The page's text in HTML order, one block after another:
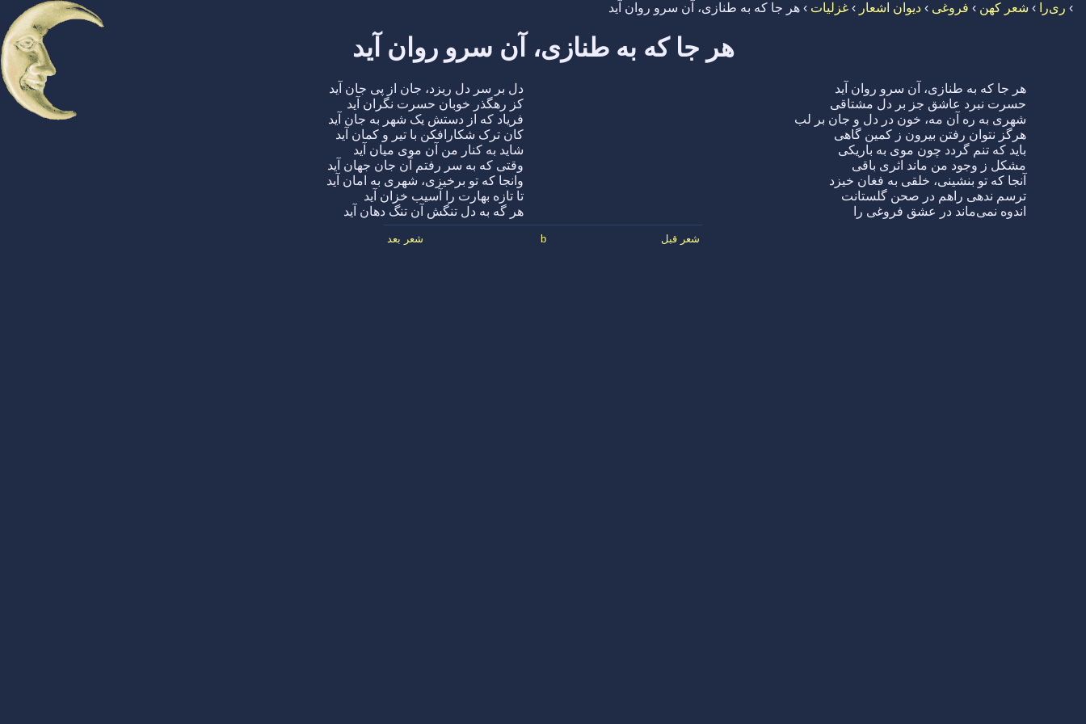
› ری‌را › شعر کهن › فروغی › دیوان اشعار › غزلیات › هر جا که به طنازی، آن سرو روان آید
هر جا که به طنازی، آن سرو روان آید
هر جا که به طنازی، آن سرو روان آید
دل بر سر دل ریزد، جان از پی جان آید
حسرت نبرد عاشق جز بر دل مشتاقی
کز رهگذر خوبان حسرت نگران آید
شهری به ره آن مه، خون در دل و جان بر لب
فریاد که از دستش یک شهر به جان آید
هرگز نتوان رفتن بیرون ز کمین گاهی
کان ترک شکارافکن با تیر و کمان آید
باید که تنم گردد چون موی به باریکی
شاید به کنار من آن موی میان آید
مشکل ز وجود من ماند اثری باقی
وقتی که به سر رفتم آن جان جهان آید
آنجا که تو بنشینی، خلقی به فغان خیزد
وانجا که تو برخیزی، شهری به امان آید
ترسم ندهی راهم در صحن گلستانت
تا تازه بهارت را آسیب خزان آید
اندوه نمی‌ماند در عشق فروغی را
هر گه به دل تنگش آن تنگ دهان آید
شعر قبل b شعر بعد